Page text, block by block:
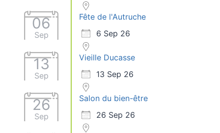
06
Sep
Fête de l'Autruche
6 Sep 26
13
Sep
Vieille Ducasse
13 Sep 26
26
Sep
Salon du bien-être
26 Sep 26